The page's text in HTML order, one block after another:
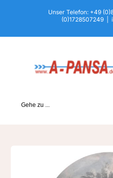
springen
Unser Telefon: +49
(0)1728507249
Gehe zu ...